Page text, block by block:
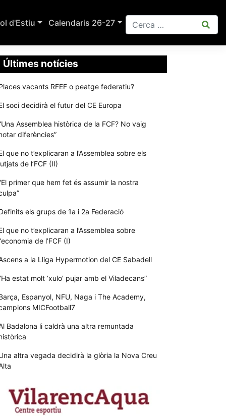
d'Estiu Calendaris 26-27
Últimes notícies
vacants RFEF o peatge federatiu?
soci decidirà el futur del CE Europa
Assemblea històrica de la FCF? No vaig
diferències”
que no t’explicaran a l’Assemblea sobre els
de l’FCF (II)
primer que hem fet és assumir la nostra
els grups de 1a i 2a Federació
que no t’explicaran a l’Assemblea sobre
de l’FCF (I)
a la Lliga Hypermotion del CE Sabadell
estat molt ‘xulo’ pujar amb el Viladecans”
Espanyol, NFU, Naga i The Academy,
MICFootball7
Badalona li caldrà una altra remuntada
altra vegada decidirà la glòria la Nova Creu